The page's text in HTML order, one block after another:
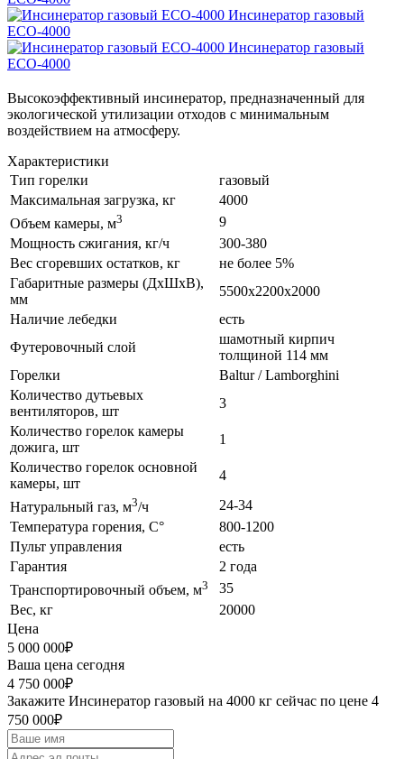
Инсинератор газовый
ECO-4000
Инсинератор газовый
ECO-4000
Высокоэффективный инсинератор, предназначенный для
экологической утилизации отходов с минимальным
воздействием на атмосферу.
Характеристики
Тип горелки
газовый
Максимальная загрузка, кг
4000
Объем камеры, м3
9
Мощность сжигания, кг/ч
300-380
Вес сгоревших остатков, кг
не более 5%
Габаритные размеры (ДхШхВ),
мм
5500x2200x2000
Наличие лебедки
есть
Футеровочный слой
шамотный кирпич
толщиной 114 мм
Горелки
Baltur / Lamborghini
Количество дутьевых
вентиляторов, шт
3
Количество горелок камеры
дожига, шт
1
Количество горелок основной
камеры, шт
4
Натуральный газ, м3/ч
24-34
Температура горения, С°
800-1200
Пульт управления
есть
Гарантия
2 года
Транспортировочный объем, м3
35
Вес, кг
20000
Цена
5 000 000₽
Ваша цена сегодня
4 750 000₽
Закажите Инсинератор газовый на 4000 кг сейчас по цене 4
750 000₽